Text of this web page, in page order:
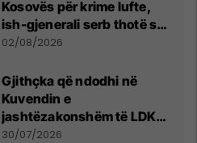
Kosovës për krime lufte,
ish-gjenerali serb thotë se
dikush e tradhtoi në
02/08/2026
Gjithçka që ndodhi në
Kuvendin e
jashtëzakonshëm të LDK-
së
30/07/2026